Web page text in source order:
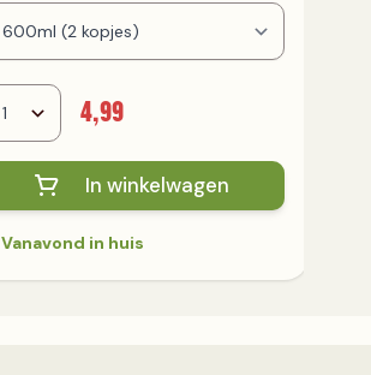
4,99
In winkelwagen
Vanavond in huis